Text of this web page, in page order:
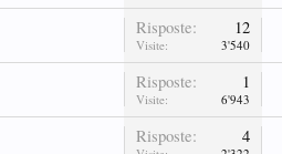
Risposte: 12
Visite: 3'540
Risposte: 1
Visite: 6'943
Risposte: 4